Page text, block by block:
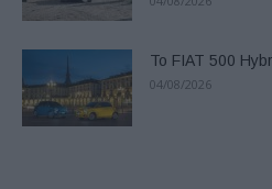
Το FIAT 500
04/08/2026